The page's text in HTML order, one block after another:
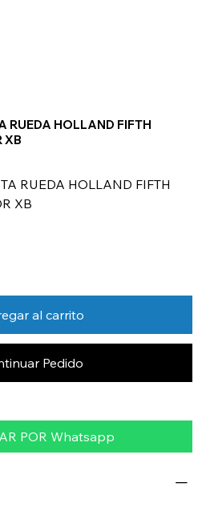
RUEDA HOLLAND FIFTH
XB
RUEDA HOLLAND FIFTH
XB
al carrito
Pedido
POR Whatsapp